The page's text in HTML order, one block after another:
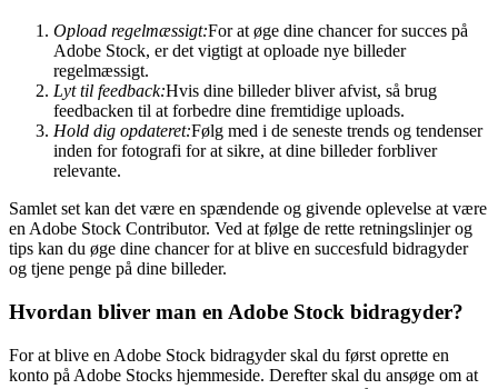
Opload regelmæssigt:For at øge dine chancer for succes på
Adobe Stock, er det vigtigt at oploade nye billeder
regelmæssigt.
Lyt til feedback:Hvis dine billeder bliver afvist, så brug
feedbacken til at forbedre dine fremtidige uploads.
Hold dig opdateret:Følg med i de seneste trends og tendenser
inden for fotografi for at sikre, at dine billeder forbliver
relevante.
Samlet set kan det være en spændende og givende oplevelse at være
en Adobe Stock Contributor. Ved at følge de rette retningslinjer og
tips kan du øge dine chancer for at blive en succesfuld bidragyder
og tjene penge på dine billeder.
Hvordan bliver man en Adobe Stock bidragyder?
For at blive en Adobe Stock bidragyder skal du først oprette en
konto på Adobe Stocks hjemmeside. Derefter skal du ansøge om at